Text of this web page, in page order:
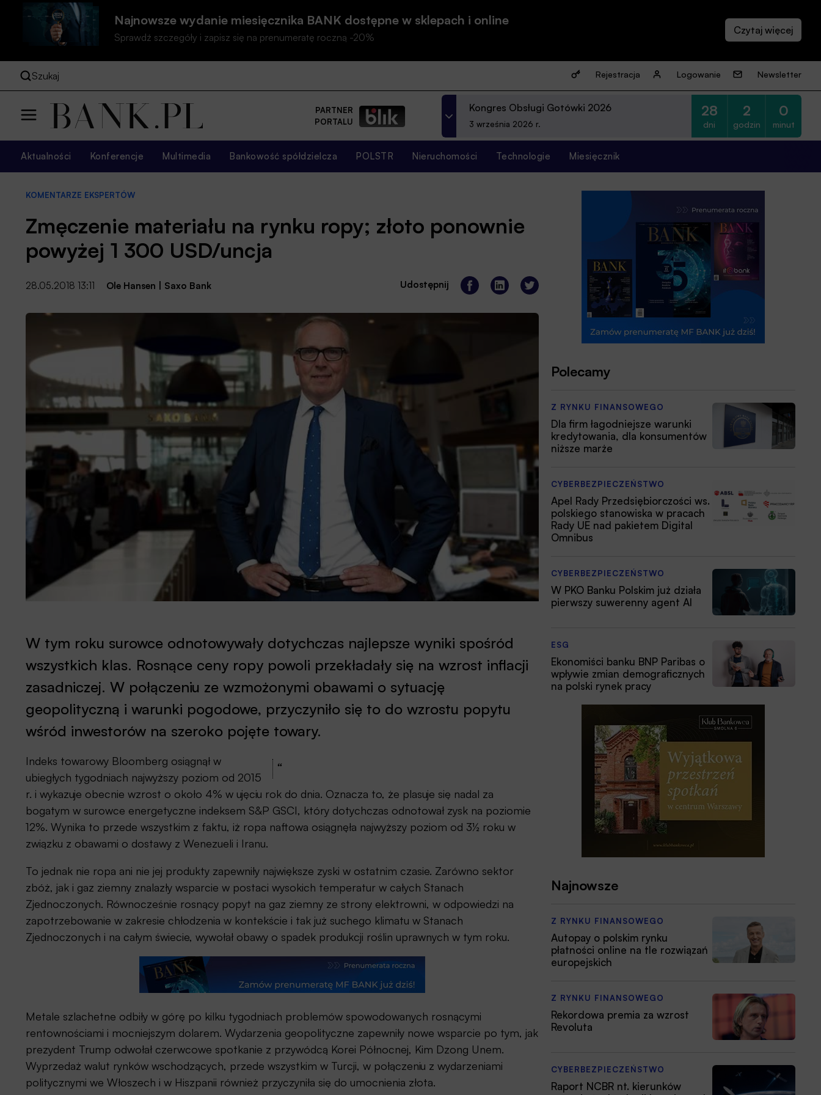
Najnowsze wydanie miesięcznika BANK dostępne w sklepach i online
Sprawdź szczegóły i zapisz się na prenumeratę roczną -20%
Szukaj Rejestracja Logowanie Newsletter
PARTNER
PORTALU
Kongres Obsługi Gotówki 2026
3 września 2026 r.
28
dni
2
godzin
0
minut
Aktualności Konferencje Multimedia Bankowość spółdzielcza POLSTR Nieruchomości Technologie Miesięcznik
KOMENTARZE EKSPERTÓW
Zmęczenie materiału na rynku ropy; złoto ponownie
powyżej 1 300 USD/uncja
28.05.2018 13:11 Ole Hansen Saxo Bank Udostępnij
W tym roku surowce odnotowywały dotychczas najlepsze wyniki spośród
wszystkich klas. Rosnące ceny ropy powoli przekładały się na wzrost inflacji
zasadniczej. W połączeniu ze wzmożonymi obawami o sytuację
geopolityczną i warunki pogodowe, przyczyniło się to do wzrostu popytu
wśród inwestorów na szeroko pojęte towary.
“
Indeks towarowy Bloomberg osiągnął w
ubiegłych tygodniach najwyższy poziom od 2015
r. i wykazuje obecnie wzrost o około 4% w ujęciu rok do dnia. Oznacza to, że plasuje się nadal za
bogatym w surowce energetyczne indeksem S&P GSCI, który dotychczas odnotował zysk na poziomie
12%. Wynika to przede wszystkim z faktu, iż ropa naftowa osiągnęła najwyższy poziom od 3½ roku w
związku z obawami o dostawy z Wenezueli i Iranu.
To jednak nie ropa ani nie jej produkty zapewniły największe zyski w ostatnim czasie. Zarówno sektor
zbóż, jak i gaz ziemny znalazły wsparcie w postaci wysokich temperatur w całych Stanach
Zjednoczonych. Równocześnie rosnący popyt na gaz ziemny ze strony elektrowni, w odpowiedzi na
zapotrzebowanie w zakresie chłodzenia w kontekście i tak już suchego klimatu w Stanach
Zjednoczonych i na całym świecie, wywołał obawy o spadek produkcji roślin uprawnych w tym roku.
Metale szlachetne odbiły w górę po kilku tygodniach problemów spowodowanych rosnącymi
rentownościami i mocniejszym dolarem. Wydarzenia geopolityczne zapewniły nowe wsparcie po tym, jak
prezydent Trump odwołał czerwcowe spotkanie z przywódcą Korei Północnej, Kim Dzong Unem.
Wyprzedaż walut rynków wschodzących, przede wszystkim w Turcji, w połączeniu z wydarzeniami
politycznymi we Włoszech i w Hiszpanii również przyczyniła się do umocnienia złota.
Polecamy
Z RYNKU FINANSOWEGO
Dla firm łagodniejsze warunki
kredytowania, dla konsumentów
niższe marże
CYBERBEZPIECZEŃSTWO
Apel Rady Przedsiębiorczości ws.
polskiego stanowiska w pracach
Rady UE nad pakietem Digital
Omnibus
CYBERBEZPIECZEŃSTWO
W PKO Banku Polskim już działa
pierwszy suwerenny agent AI
ESG
Ekonomiści banku BNP Paribas o
wpływie zmian demograficznych
na polski rynek pracy
Najnowsze
Z RYNKU FINANSOWEGO
Autopay o polskim rynku
płatności online na tle rozwiązań
europejskich
Z RYNKU FINANSOWEGO
Rekordowa premia za wzrost
Revoluta
CYBERBEZPIECZEŃSTWO
Raport NCBR nt. kierunków